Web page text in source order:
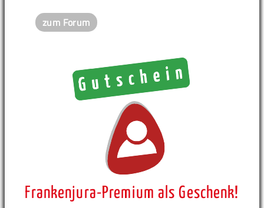
zum Forum
Frankenjura-Premium als Geschenk!